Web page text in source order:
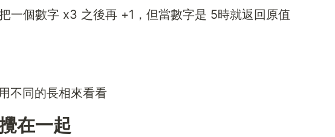
一個數字 x3 之後再 +1，但當數字是 5時就返回原值
不同的長相來看看
在一起